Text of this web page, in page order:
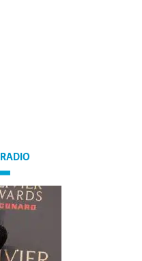
RADIO